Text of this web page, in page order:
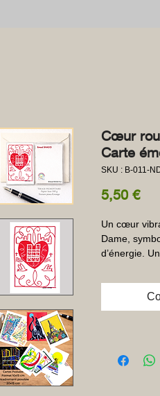
Cœur
Carte
SKU : B-011-
5,50 €Prix
Un cœur
Dame,
d’énergie.